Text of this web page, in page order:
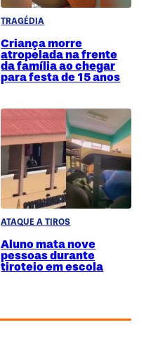
TRAGÉDIA
Criança morre
atropelada na frente
da família ao chegar
para festa de 15 anos
ATAQUE A TIROS
Aluno mata nove
pessoas durante
tiroteio em escola